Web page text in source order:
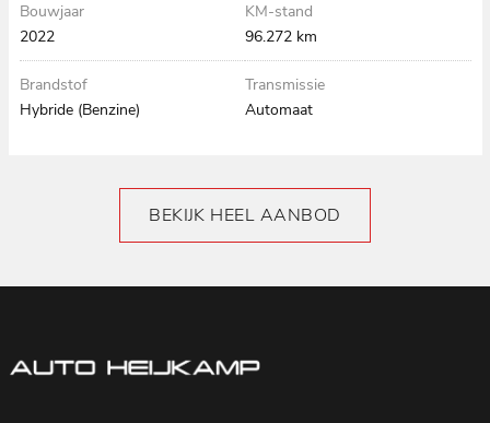
Bouwjaar
2022
KM-stand
96.272 km
Brandstof
Hybride (Benzine)
Transmissie
Automaat
BEKIJK HEEL AANBOD